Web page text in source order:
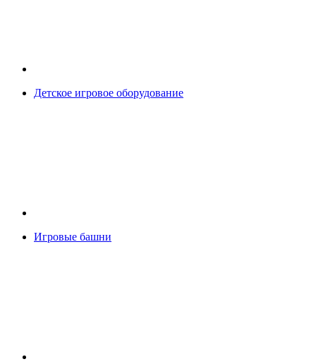
Детское игровое оборудование
Игровые башни